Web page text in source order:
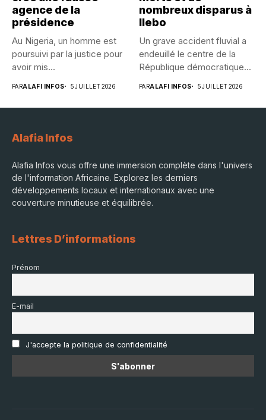
agence de la
présidence
Au Nigeria, un homme est
poursuivi par la justice pour
avoir mis...
PARALAFI INFOS 5 JUILLET 2026
nombreux disparus à
Ilebo
Un grave accident fluvial a
endeuillé le centre de la
République démocratique...
PARALAFI INFOS 5 JUILLET 2026
Alafia Infos
Alafia Infos vous offre une immersion complète dans l'univers
de l'information Africaine. Explorez les derniers
développements locaux et internationaux avec une
couverture minutieuse et équilibrée.
Lettres D’informations
Prénom
E-mail
J'accepte la politique de confidentialité